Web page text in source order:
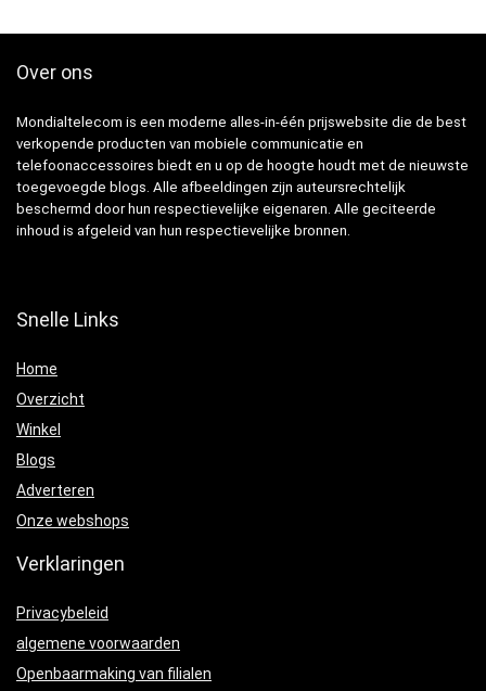
Over ons
Mondialtelecom is een moderne alles-in-één prijswebsite die de best
verkopende producten van mobiele communicatie en
telefoonaccessoires biedt en u op de hoogte houdt met de nieuwste
toegevoegde blogs. Alle afbeeldingen zijn auteursrechtelijk
beschermd door hun respectievelijke eigenaren. Alle geciteerde
inhoud is afgeleid van hun respectievelijke bronnen.
Snelle Links
Home
Overzicht
Winkel
Blogs
Adverteren
Onze webshops
Verklaringen
Privacybeleid
algemene voorwaarden
Openbaarmaking van filialen